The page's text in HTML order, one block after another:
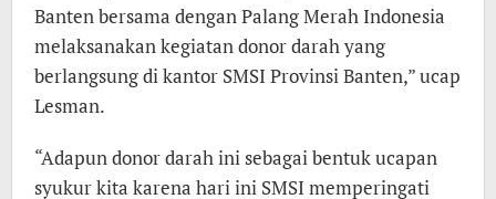
Banten bersama dengan Palang Merah Indonesia
melaksanakan kegiatan donor darah yang
berlangsung di kantor SMSI Provinsi Banten,” ucap
Lesman.
“Adapun donor darah ini sebagai bentuk ucapan
syukur kita karena hari ini SMSI memperingati